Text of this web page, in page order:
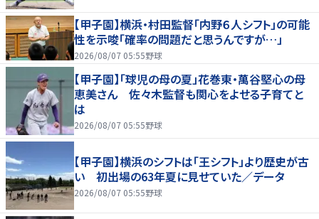
【甲子園】横浜・村田監督「内野６人シフト」の可能
性を示唆「確率の問題だと思うんですが…」
2026/08/07 05:55野球
【甲子園】「球児の母の夏」花巻東・萬谷堅心の母
恵美さん 佐々木監督も関心をよせる子育てと
は
2026/08/07 05:55野球
【甲子園】横浜のシフトは「王シフト」より歴史が古
い 初出場の63年夏に見せていた／データ
2026/08/07 05:55野球